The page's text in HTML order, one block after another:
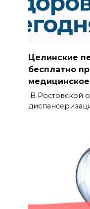
Целинские
бесплатно
В Ростовской